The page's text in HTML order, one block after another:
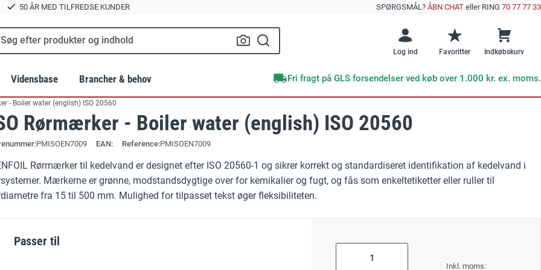
50 ÅR MED TILFREDSE KUNDER SPØRGSMÅL? ÅBN CHATeller RING 70 77 77 33
Log ind Favoritter Indkøbskurv
BR18 Brandskilte
Byggepladsskilte
Hold afstand og smitte værnemidler
Relaterede emner
Hvorfor vælge efterlysende skilte?
GRATIS EBOG: Undgå disse 10 kritiske fejl ved sikkerhedsskiltning
GRATIS E-BOG
kritiske fejl med
Vidensbase
Standarder
Grafiske services
Brands
Supernova+
Brancher & behov
Landbrug
Byggeri og anlæg
Transport
Offentlig sektor
Veje og vejarbejde
Skibe og færger
Fri fragt på GLS forsendelser ved køb over 1.000 kr. ex. moms.
- Boiler water (english) ISO 20560
Rørmærker - Boiler water (english) ISO 20560
PMISOEN7009 EAN: Reference:PMISOEN7009
Rørmærker til kedelvand er designet efter ISO 20560-1 og sikrer korrekt og standardiseret identifikation af kedelvand i
Mærkerne er grønne, modstandsdygtige over for kemikalier og fugt, og fås som enkeltetiketter eller ruller til
fra 15 til 500 mm. Mulighed for tilpasset tekst øger fleksibiliteten.
Passer til
low